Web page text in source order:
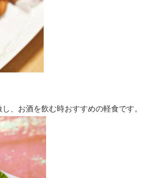
、お酒を飲む時おすすめの軽食です。